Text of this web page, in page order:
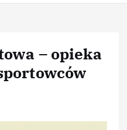
– opieka